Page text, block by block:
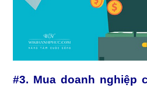
#3. Mua doanh nghiệp